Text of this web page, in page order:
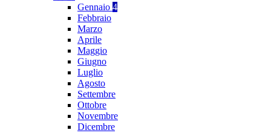
Gennaio 4
Febbraio
Marzo
Aprile
Maggio
Giugno
Luglio
Agosto
Settembre
Ottobre
Novembre
Dicembre